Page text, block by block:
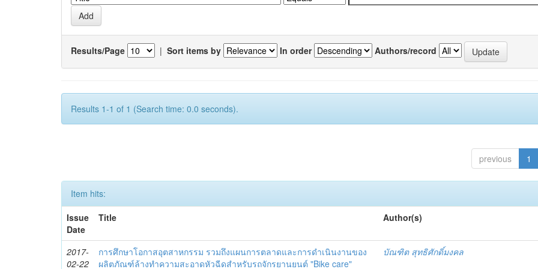
Results/Page | Sort items by In order Authors/record
Results 1-1 of 1 (Search time: 0.0 seconds).
previous 1
Item hits:
Issue
Date
Title Author(s)
2017-
02-22
การศึกษาโอกาสอุตสาหกรรม รวมถึงแผนการตลาดและการดำเนินงานของ
ผลิตภัณฑ์ล้างทำความสะอาดหัวฉีดสำหรับรถจักรยานยนต์ "Bike care"
บัณฑิต สุทธิศักดิ์มงคล